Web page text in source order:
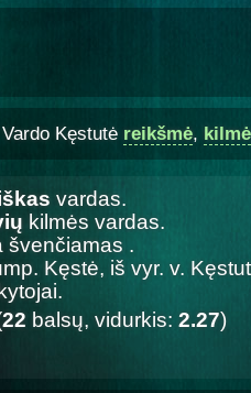
Kęstutė reikšmė, kilmė
vardas.
kilmės vardas.
švenčiamas .
Kęstė, iš vyr. v.
22 balsų, vidurkis: 2.27)